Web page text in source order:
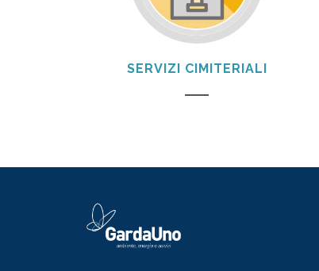
SERVIZI CIMITERIALI